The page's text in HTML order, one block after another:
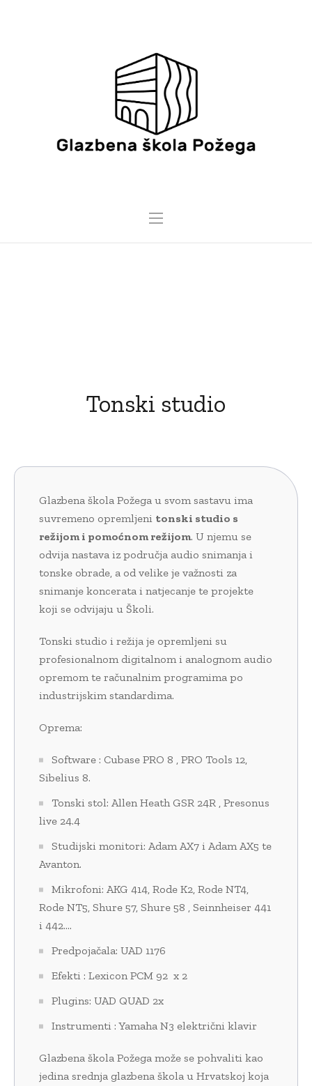
Tonski studio
Glazbena škola Požega u svom sastavu ima
suvremeno opremljeni tonski studio s
režijom i pomoćnom režijom. U njemu se
odvija nastava iz područja audio snimanja i
tonske obrade, a od velike je važnosti za
snimanje koncerata i natjecanje te projekte
koji se odvijaju u Školi.
Tonski studio i režija je opremljeni su
profesionalnom digitalnom i analognom audio
opremom te računalnim programima po
industrijskim standardima.
Oprema:
Software : Cubase PRO 8 , PRO Tools 12,
Sibelius 8.
Tonski stol: Allen Heath GSR 24R , Presonus
live 24.4
Studijski monitori: Adam AX7 i Adam AX5 te
Avanton.
Mikrofoni: AKG 414, Rode K2, Rode NT4,
Rode NT5, Shure 57, Shure 58 , Seinnheiser 441
i 442….
Predpojačala: UAD 1176
Efekti : Lexicon PCM 92 x 2
Plugins: UAD QUAD 2x
Instrumenti : Yamaha N3 električni klavir
Glazbena škola Požega može se pohvaliti kao
jedina srednja glazbena škola u Hrvatskoj koja